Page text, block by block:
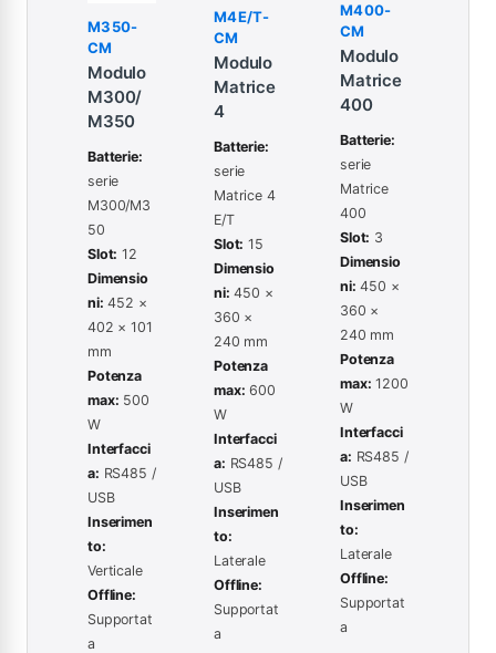
M350-
CM
Modulo
M300/
M350
Batterie:
serie
M300/M3
50
Slot: 12
Dimensio
ni: 452 ×
402 × 101
mm
Potenza
max: 500
W
Interfacci
a: RS485 /
USB
Inserimen
to:
Verticale
Offline:
Supportat
a
M4E/T-
CM
Modulo
Matrice
4
Batterie:
serie
Matrice 4
E/T
Slot: 15
Dimensio
ni: 450 ×
360 ×
240 mm
Potenza
max: 600
W
Interfacci
a: RS485 /
USB
Inserimen
to:
Laterale
Offline:
Supportat
a
M400-
CM
Modulo
Matrice
400
Batterie:
serie
Matrice
400
Slot: 3
Dimensio
ni: 450 ×
360 ×
240 mm
Potenza
max: 1200
W
Interfacci
a: RS485 /
USB
Inserimen
to:
Laterale
Offline:
Supportat
a